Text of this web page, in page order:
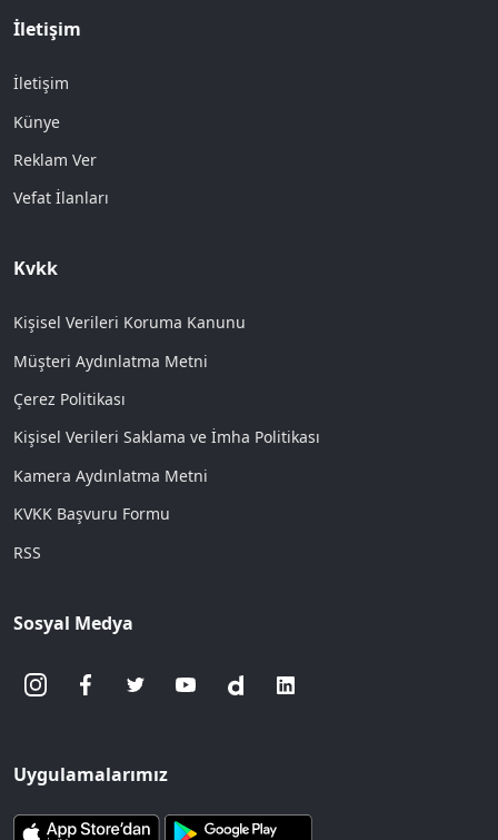
İletişim
İletişim
Künye
Reklam Ver
Vefat İlanları
Kvkk
Kişisel Verileri Koruma Kanunu
Müşteri Aydınlatma Metni
Çerez Politikası
Kişisel Verileri Saklama ve İmha Politikası
Kamera Aydınlatma Metni
KVKK Başvuru Formu
RSS
Sosyal Medya
Uygulamalarımız